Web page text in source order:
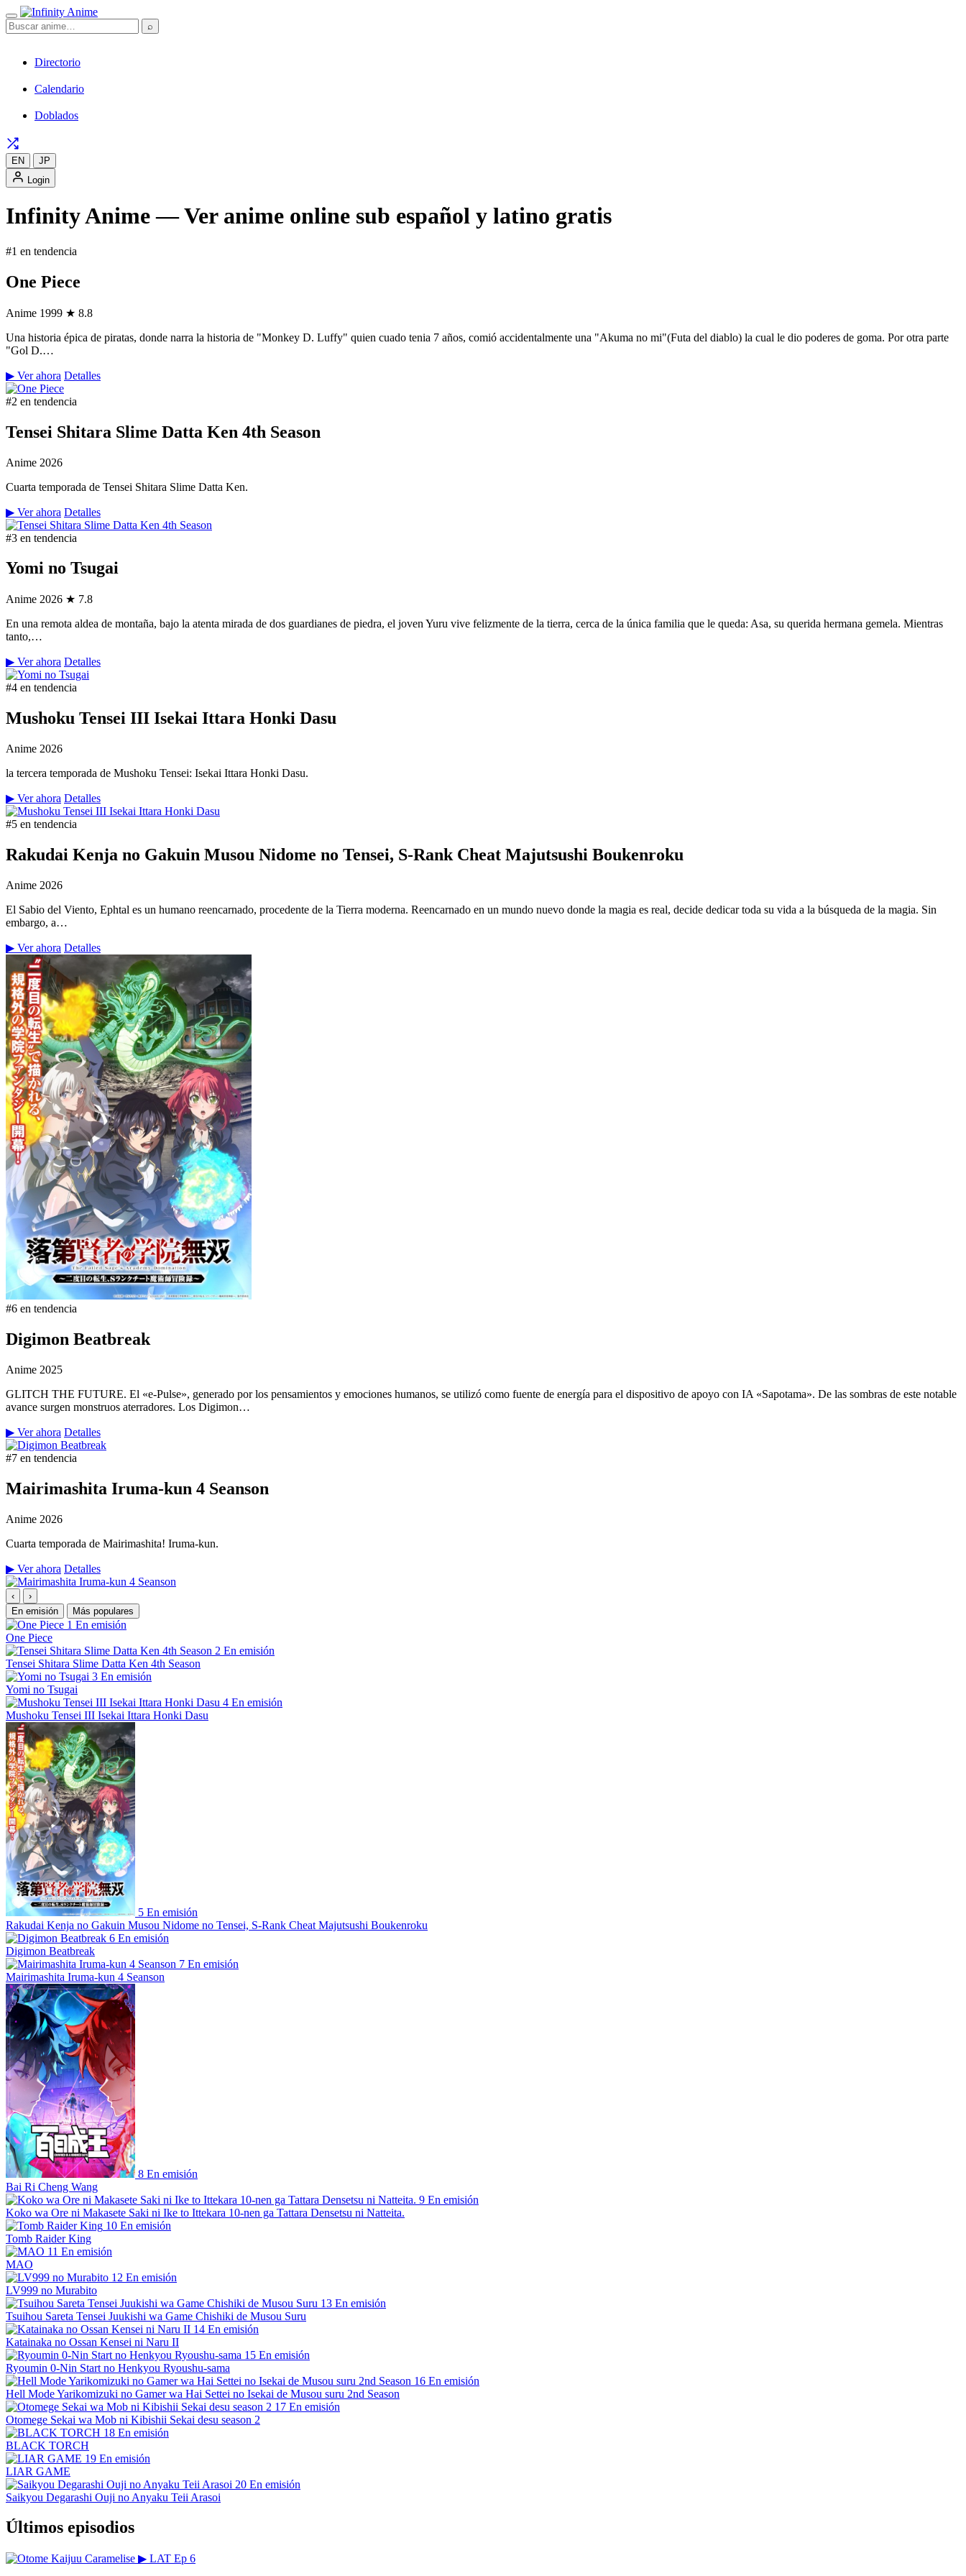
⌕
Directorio
Calendario
Doblados
EN
JP
Login
Infinity Anime — Ver anime online sub español y latino gratis
#1 en tendencia
One Piece
Anime 1999 ★ 8.8
Una historia épica de piratas, donde narra la historia de "Monkey D. Luffy" quien cuado tenia 7 años, comió accidentalmente una "Akuma no mi"(Futa del diablo) la cual le dio poderes de goma. Por otra parte
"Gol D.…
▶ Ver ahora Detalles
#2 en tendencia
Tensei Shitara Slime Datta Ken 4th Season
Anime 2026
Cuarta temporada de Tensei Shitara Slime Datta Ken.
▶ Ver ahora Detalles
#3 en tendencia
Yomi no Tsugai
Anime 2026 ★ 7.8
En una remota aldea de montaña, bajo la atenta mirada de dos guardianes de piedra, el joven Yuru vive felizmente de la tierra, cerca de la única familia que le queda: Asa, su querida hermana gemela. Mientras
tanto,…
▶ Ver ahora Detalles
#4 en tendencia
Mushoku Tensei III Isekai Ittara Honki Dasu
Anime 2026
la tercera temporada de Mushoku Tensei: Isekai Ittara Honki Dasu.
▶ Ver ahora Detalles
#5 en tendencia
Rakudai Kenja no Gakuin Musou Nidome no Tensei, S-Rank Cheat Majutsushi Boukenroku
Anime 2026
El Sabio del Viento, Ephtal es un humano reencarnado, procedente de la Tierra moderna. Reencarnado en un mundo nuevo donde la magia es real, decide dedicar toda su vida a la búsqueda de la magia. Sin
embargo, a…
▶ Ver ahora Detalles
#6 en tendencia
Digimon Beatbreak
Anime 2025
GLITCH THE FUTURE. El «e-Pulse», generado por los pensamientos y emociones humanos, se utilizó como fuente de energía para el dispositivo de apoyo con IA «Sapotama». De las sombras de este notable
avance surgen monstruos aterradores. Los Digimon…
▶ Ver ahora Detalles
#7 en tendencia
Mairimashita Iruma-kun 4 Seanson
Anime 2026
Cuarta temporada de Mairimashita! Iruma-kun.
▶ Ver ahora Detalles
‹
›
En emisión
Más populares
1 En emisión
One Piece
2 En emisión
Tensei Shitara Slime Datta Ken 4th Season
3 En emisión
Yomi no Tsugai
4 En emisión
Mushoku Tensei III Isekai Ittara Honki Dasu
5 En emisión
Rakudai Kenja no Gakuin Musou Nidome no Tensei, S-Rank Cheat Majutsushi Boukenroku
6 En emisión
Digimon Beatbreak
7 En emisión
Mairimashita Iruma-kun 4 Seanson
8 En emisión
Bai Ri Cheng Wang
9 En emisión
Koko wa Ore ni Makasete Saki ni Ike to Ittekara 10-nen ga Tattara Densetsu ni Natteita.
10 En emisión
Tomb Raider King
11 En emisión
MAO
12 En emisión
LV999 no Murabito
13 En emisión
Tsuihou Sareta Tensei Juukishi wa Game Chishiki de Musou Suru
14 En emisión
Katainaka no Ossan Kensei ni Naru II
15 En emisión
Ryoumin 0-Nin Start no Henkyou Ryoushu-sama
16 En emisión
Hell Mode Yarikomizuki no Gamer wa Hai Settei no Isekai de Musou suru 2nd Season
17 En emisión
Otomege Sekai wa Mob ni Kibishii Sekai desu season 2
18 En emisión
BLACK TORCH
19 En emisión
LIAR GAME
20 En emisión
Saikyou Degarashi Ouji no Anyaku Teii Arasoi
Últimos episodios
▶ LAT Ep 6